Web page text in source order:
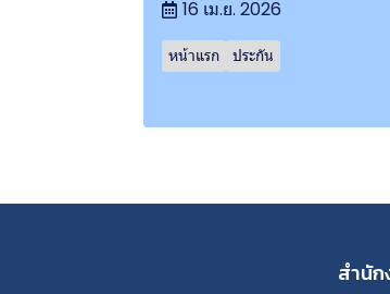
16 เม.ย. 2026
หน้าแรก ประกัน
สำนัก